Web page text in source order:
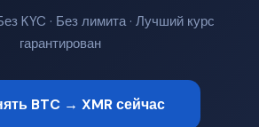
KYC · Без лимита · Лучший курс
гарантирован
BTC → XMR сейчас